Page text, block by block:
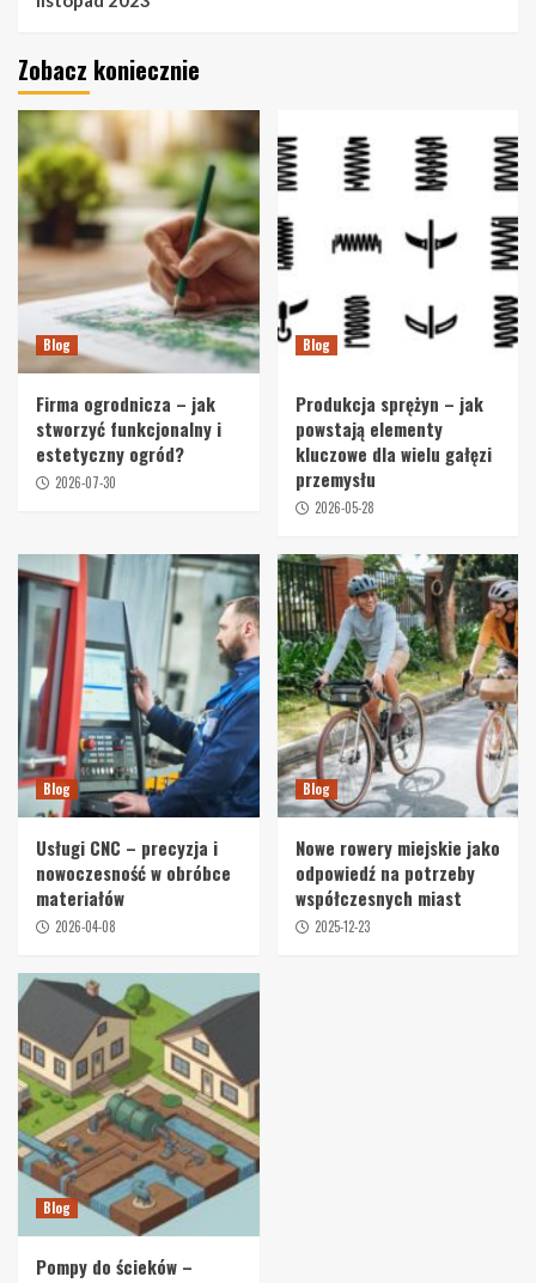
Zobacz koniecznie
Blog
Firma ogrodnicza – jak
stworzyć funkcjonalny i
estetyczny ogród?
2026-07-30
Blog
Produkcja sprężyn – jak
powstają elementy
kluczowe dla wielu gałęzi
przemysłu
2026-05-28
Blog
Usługi CNC – precyzja i
nowoczesność w obróbce
materiałów
2026-04-08
Blog
Nowe rowery miejskie jako
odpowiedź na potrzeby
współczesnych miast
2025-12-23
Blog
Pompy do ścieków –